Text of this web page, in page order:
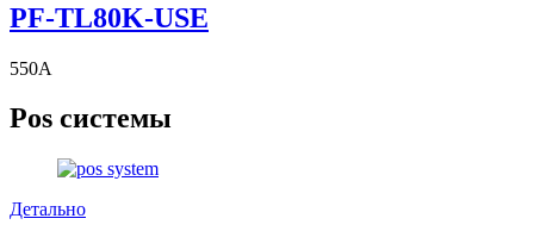
PF-TL80K-USE
550A
Pos системы
Детально